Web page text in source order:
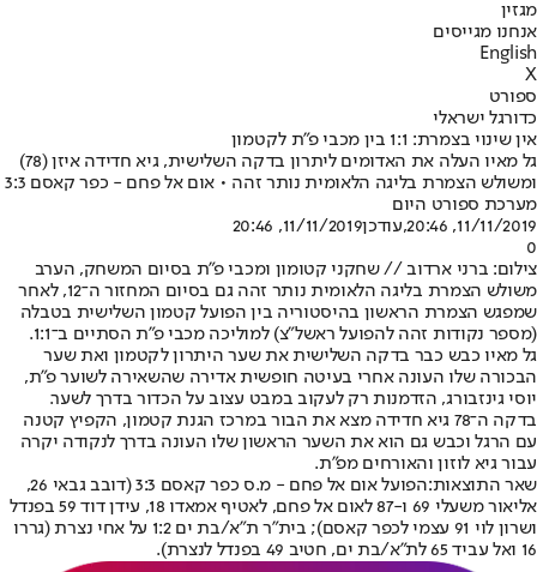
מגזין
אנחנו מגייסים
English
X
ספורט
כדורגל ישראלי
אין שינוי בצמרת: 1:1 בין מכבי פ"ת לקטמון
גל מאיו העלה את האדומים ליתרון בדקה השלישית, גיא חדידה איזן (78)
ומשולש הצמרת בליגה הלאומית נותר זהה • אום אל פחם - כפר קאסם 3:3
מערכת ספורט היום
11/11/2019, 20:46
,עודכן11/11/2019, 20:46
0
צילום: ברני ארדוב // שחקני קטומון ומכבי פ"ת בסיום המשחק, הערב
משולש הצמרת בליגה הלאומית נותר זהה גם בסיום המחזור ה־12, לאחר
שמפגש הצמרת הראשון בהיסטוריה בין הפועל קטמון השלישית בטבלה
(מספר נקודות זהה להפועל ראשל"צ) למוליכה מכבי פ"ת הסתיים ב־1:1.
גל מאיו כבש כבר בדקה השלישית את שער היתרון לקטמון ואת שער
הבכורה שלו העונה אחרי בעיטה חופשית אדירה שהשאירה לשוער פ"ת,
יוסי גינזבורג, הזדמנות רק לעקוב במבט עצוב על הכדור בדרך לשער.
בדקה ה־78 גיא חדידה מצא את הבור במרכז הגנת קטמון, הקפיץ קטנה
עם הרגל וכבש גם הוא את השער הראשון שלו העונה בדרך לנקודה יקרה
עבור גיא לוזון והאורחים מפ"ת.
שאר התוצאות:
הפועל אום אל פחם - מ.ס כפר קאסם 3:3 (דובב גבאי 26,
אליאור משעלי 69 ו-87 לאום אל פחם, לאטיף אמאדו 18, עידן דוד 59 בפנדל
ושרון לוי 91 עצמי לכפר קאסם); בית"ר ת"א/בת ים 1:2 על אחי נצרת (גררו
16 ואל עביד 65 לת"א/בת ים, חטיב 49 בפנדל לנצרת).